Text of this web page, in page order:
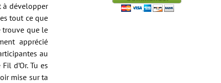
à développer
tout ce que
trouve que le
apprécié
au
d’Or. Tu es
mise sur ta